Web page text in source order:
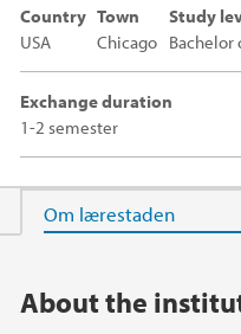
Country
USA
Town
Chicago
Study
Bachelor
Exchange duration
1-2 semester
Main content
About the